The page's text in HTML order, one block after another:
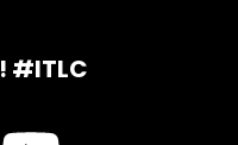
#ITLC